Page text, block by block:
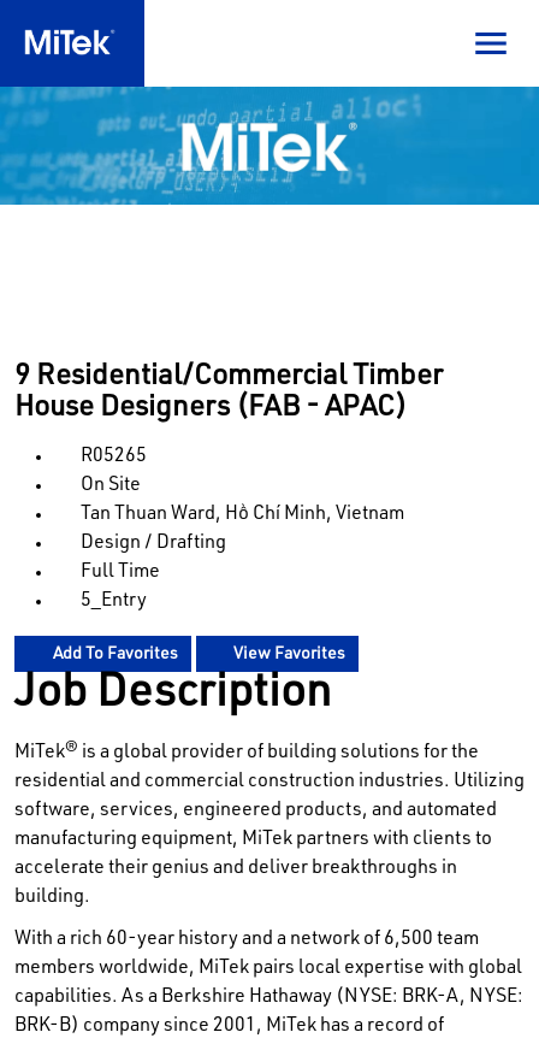
9 Residential/Commercial Timber
House Designers (FAB - APAC)
R05265
On Site
Tan Thuan Ward, Hồ Chí Minh, Vietnam
Design / Drafting
Full Time
5_Entry
Add To Favorites View Favorites
Job Description
MiTek® is a global provider of building solutions for the
residential and commercial construction industries. Utilizing
software, services, engineered products, and automated
manufacturing equipment, MiTek partners with clients to
accelerate their genius and deliver breakthroughs in
building.
With a rich 60-year history and a network of 6,500 team
members worldwide, MiTek pairs local expertise with global
capabilities. As a Berkshire Hathaway (NYSE: BRK-A, NYSE:
BRK-B) company since 2001, MiTek has a record of